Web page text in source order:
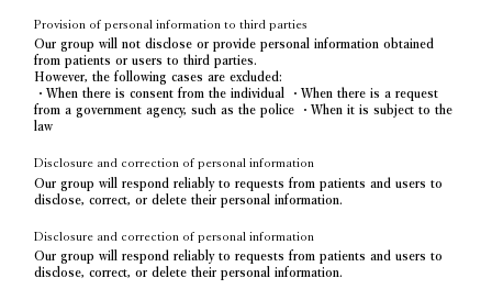
Provision of personal information to third parties
Our group will not disclose or provide personal information obtained
from patients or users to third parties.
However, the following cases are excluded:
・When there is consent from the individual ・When there is a request
from a government agency, such as the police ・When it is subject to the
law
Disclosure and correction of personal information
Our group will respond reliably to requests from patients and users to
disclose, correct, or delete their personal information.
Disclosure and correction of personal information
Our group will respond reliably to requests from patients and users to
disclose, correct, or delete their personal information.